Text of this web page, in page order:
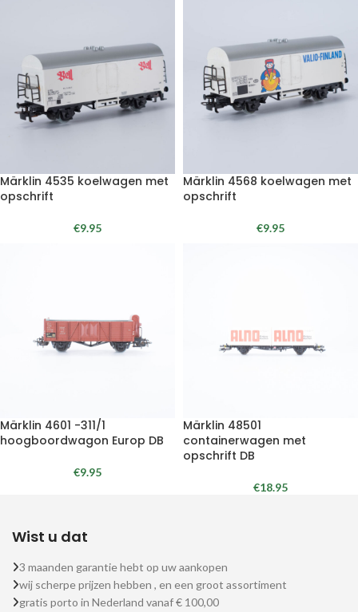
Märklin 4535 koelwagen met
opschrift
€9.95
Märklin 4568 koelwagen met
opschrift
€9.95
Märklin 4601 -311/1
hoogboordwagon Europ DB
€9.95
Märklin 48501
containerwagen met
opschrift DB
€18.95
Wist u dat
3 maanden garantie hebt op uw aankopen
wij scherpe prijzen hebben , en een groot assortiment
gratis porto in Nederland vanaf € 100,00